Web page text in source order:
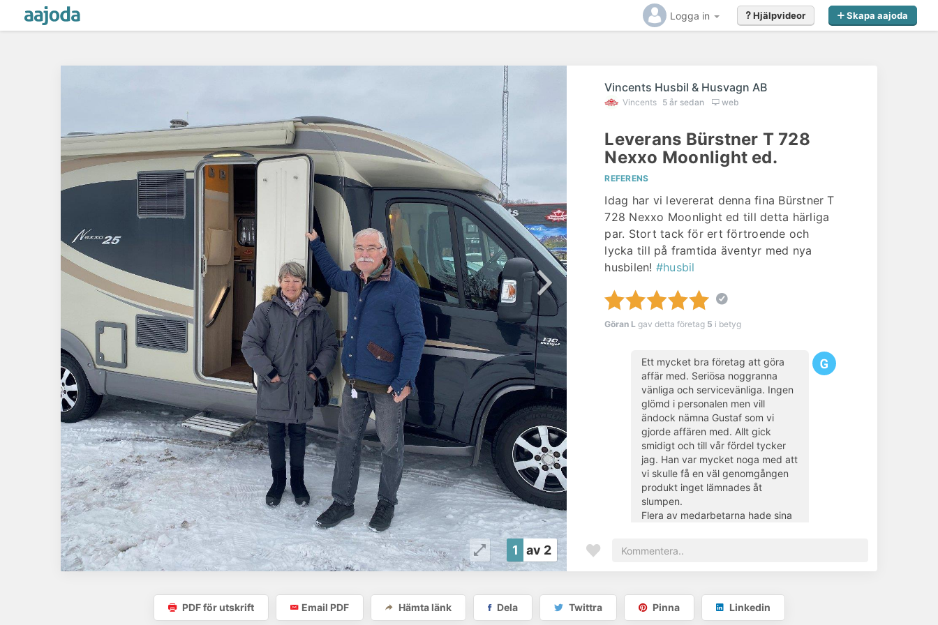
Logga in Skapa aajoda
Hjälpvideor
KontaktaVincents Husbil & Husvagn AB
redan idag för offert eller förfrågan
1 av 2
Vincents Husbil & Husvagn AB
Vincents 5 år sedan web
Leverans Bürstner T 728
Nexxo Moonlight ed.
REFERENS
Idag har vi levererat denna fina Bürstner T
728 Nexxo Moonlight ed till detta härliga
par. Stort tack för ert förtroende och
lycka till på framtida äventyr med nya
husbilen! #husbil
Göran L gav detta företag 5 i betyg
Ett mycket bra företag att göra
affär med. Seriösa noggranna
vänliga och servicevänliga. Ingen
glömd i personalen men vill
ändock nämna Gustaf som vi
gjorde affären med. Allt gick
smidigt och till vår fördel tycker
jag. Han var mycket noga med att
vi skulle få en väl genomgången
produkt inget lämnades åt
slumpen.
Flera av medarbetarna hade sina
Det känns som vi har fått en riktig
det som vi är välkomna tillbaks
med dessa problem.
PDF för utskrift Email PDF Hämta länk Dela Twittra Pinna Linkedin